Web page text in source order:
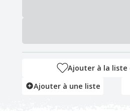
Ajouter à la liste
Ajouter à une liste